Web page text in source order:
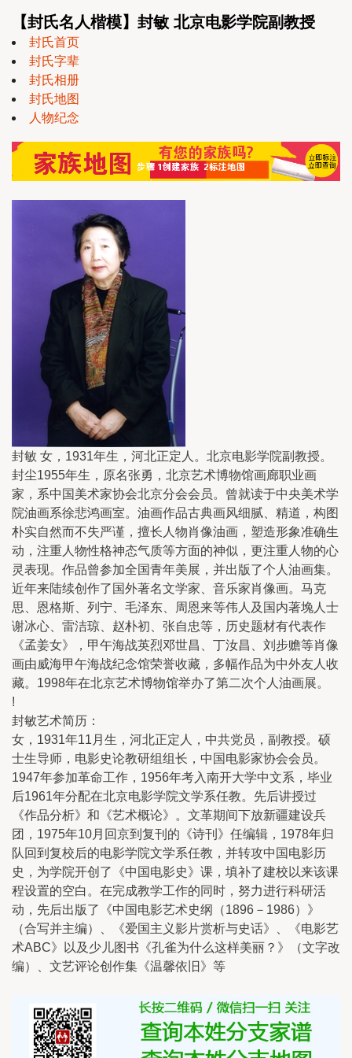
【封氏名人楷模】封敏 北京电影学院副教授
封氏首页
封氏字辈
封氏相册
封氏地图
人物纪念
封敏 女，1931年生，河北正定人。北京电影学院副教授。
封尘1955年生，原名张勇，北京艺术博物馆画廊职业画
家，系中国美术家协会北京分会会员。曾就读于中央美术学
院油画系徐悲鸿画室。油画作品古典画风细腻、精道，构图
朴实自然而不失严谨，擅长人物肖像油画，塑造形象准确生
动，注重人物性格神态气质等方面的神似，更注重人物的心
灵表现。作品曾参加全国青年美展，并出版了个人油画集。
近年来陆续创作了国外著名文学家、音乐家肖像画。马克
思、恩格斯、列宁、毛泽东、周恩来等伟人及国内著堍人士
谢冰心、雷洁琼、赵朴初、张自忠等，历史题材有代表作
《孟姜女》，甲午海战英烈邓世昌、丁汝昌、刘步赡等肖像
画由威海甲午海战纪念馆荣誉收藏，多幅作品为中外友人收
藏。1998年在北京艺术博物馆举办了第二次个人油画展。
!
封敏艺术简历：
女，1931年11月生，河北正定人，中共党员，副教授。硕
士生导师，电影史论教研组组长，中国电影家协会会员。
1947年参加革命工作，1956年考入南开大学中文系，毕业
后1961年分配在北京电影学院文学系任教。先后讲授过
《作品分析》和《艺术概论》。文革期间下放新疆建设兵
团，1975年10月回京到复刊的《诗刊》任编辑，1978年归
队回到复校后的电影学院文学系任教，并转攻中国电影历
史，为学院开创了《中国电影史》课，填补了建校以来该课
程设置的空白。在完成教学工作的同时，努力进行科研活
动，先后出版了《中国电影艺术史纲（1896－1986）》
（合写并主编）、《爱国主义影片赏析与史话》、《电影艺
术ABC》以及少儿图书《孔雀为什么这样美丽？》（文字改
编）、文艺评论创作集《温馨依旧》等